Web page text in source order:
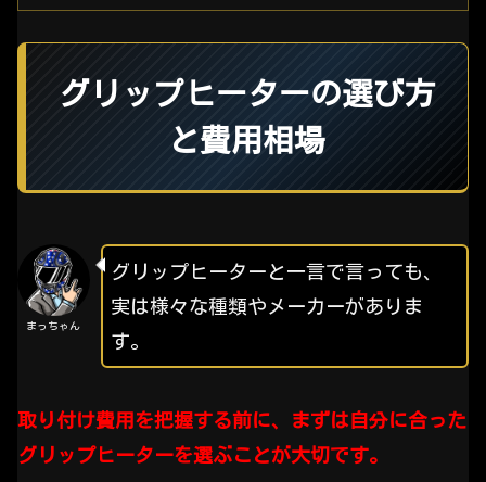
グリップヒーターの選び方
と費用相場
まっちゃん
グリップヒーターと一言で言っても、
実は様々な種類やメーカーがありま
す。
取り付け費用を把握する前に、まずは自分に合った
グリップヒーターを選ぶことが大切です。